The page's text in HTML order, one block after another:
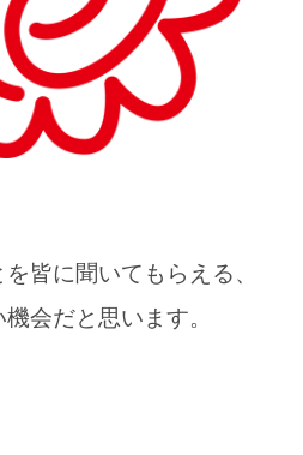
皆に聞いてもらえる、
会だと思います。